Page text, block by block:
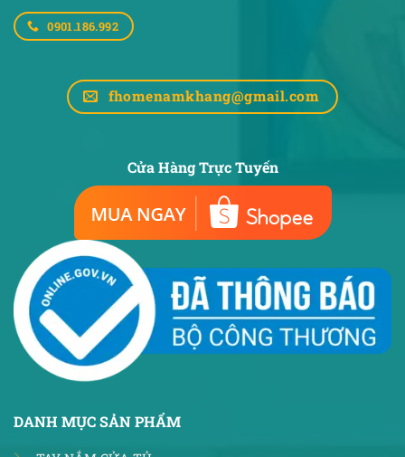
0901.186.992
fhomenamkhang@gmail.com
Cửa Hàng Trực Tuyến
DANH MỤC SẢN PHẨM